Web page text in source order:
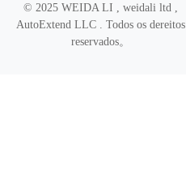
© 2025 WEIDA LI , weidali ltd ,
AutoExtend LLC .Todos os dereitos
reservados。